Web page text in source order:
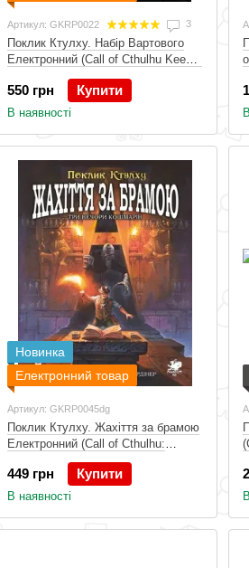
Артикул: GKRP0022 3
Поклик Ктулху. Набір Вартового
Електронний (Call of Cthulhu Keeper
Screen Pack), Електронний
550 грн Купити
В наявності
Новинка
Електронний товар
Артикул: GKRP0045dg
Поклик Ктулху. Жахіття за брамою
Електронний (Call of Cthulhu:
Gateways to Terror)
449 грн Купити
В наявності